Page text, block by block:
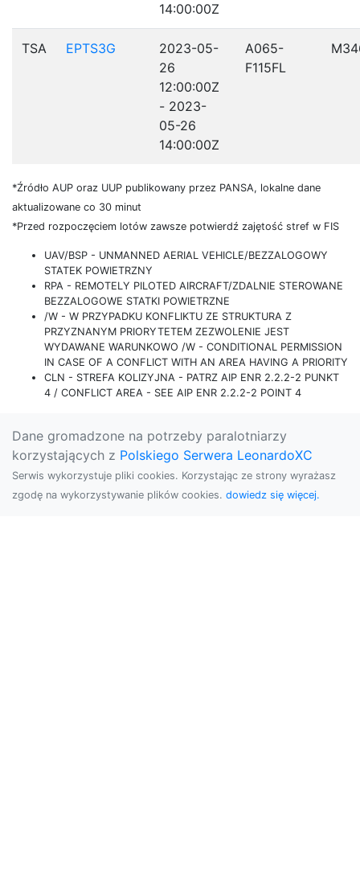
14:00:00Z
TSA EPTS3G
2023-05-
26
12:00:00Z
- 2023-
05-26
14:00:00Z
A065-
F115FL
*Źródło AUP oraz UUP publikowany przez PANSA, lokalne dane
aktualizowane co 30 minut
*Przed rozpoczęciem lotów zawsze potwierdź zajętość stref w FIS
UAV/BSP - UNMANNED AERIAL VEHICLE/BEZZALOGOWY
STATEK POWIETRZNY
RPA - REMOTELY PILOTED AIRCRAFT/ZDALNIE STEROWANE
BEZZALOGOWE STATKI POWIETRZNE
/W - W PRZYPADKU KONFLIKTU ZE STRUKTURA Z
PRZYZNANYM PRIORYTETEM ZEZWOLENIE JEST
WYDAWANE WARUNKOWO /W - CONDITIONAL PERMISSION
IN CASE OF A CONFLICT WITH AN AREA HAVING A PRIORITY
CLN - STREFA KOLIZYJNA - PATRZ AIP ENR 2.2.2-2 PUNKT
4 / CONFLICT AREA - SEE AIP ENR 2.2.2-2 POINT 4
Dane gromadzone na potrzeby paralotniarzy
korzystających z Polskiego Serwera LeonardoXC
Serwis wykorzystuje pliki cookies. Korzystając ze strony wyrażasz
zgodę na wykorzystywanie plików cookies. dowiedz się więcej.